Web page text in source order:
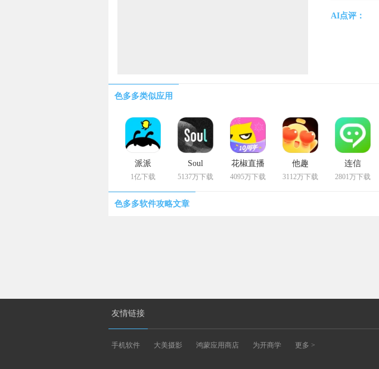
AI点评：
色多多类似应用
派派
1亿下载
Soul
5137万下载
花椒直播
4095万下载
他趣
3112万下载
连信
2801万下载
色多多软件攻略文章
友情链接
手机软件 大美摄影 鸿蒙应用商店 为开商学 更多 >